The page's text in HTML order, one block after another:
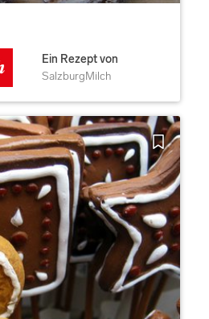
Ein Rezept von
SalzburgMilch